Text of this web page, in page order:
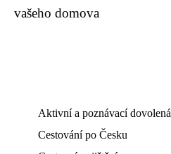
vašeho domova
Aktivní a poznávací dovolená
Cestování po Česku